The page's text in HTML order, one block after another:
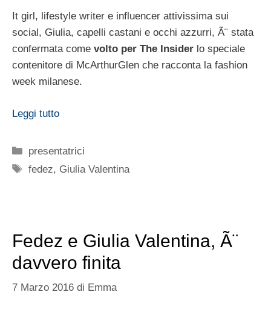
It girl, lifestyle writer e influencer attivissima sui
social, Giulia, capelli castani e occhi azzurri, Ã¨ stata
confermata come volto per The Insider lo speciale
contenitore di McArthurGlen che racconta la fashion
week milanese.
Leggi tutto
Categorie
presentatrici
Tag
fedez, Giulia Valentina
Fedez e Giulia Valentina, Ã¨
davvero finita
7 Marzo 2016 di Emma